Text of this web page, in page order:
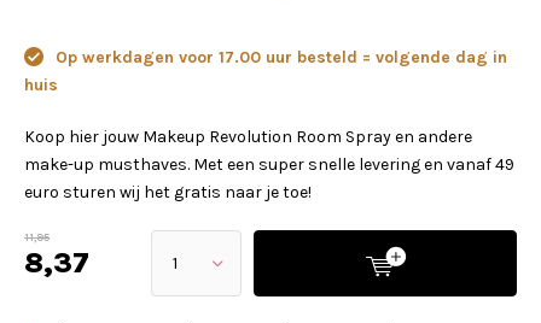
Op werkdagen voor 17.00 uur besteld = volgende dag in
huis
Koop hier jouw Makeup Revolution Room Spray en andere
make-up musthaves. Met een super snelle levering en vanaf 49
euro sturen wij het gratis naar je toe!
11,95
8,37